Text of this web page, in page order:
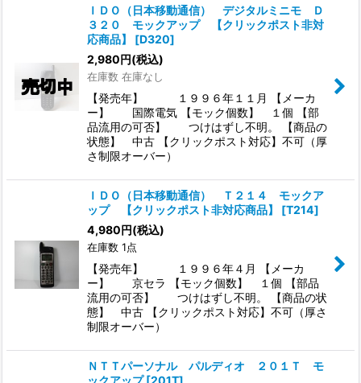
ＩＤＯ（日本移動通信） デジタルミニモ Ｄ
３２０ モックアップ 【クリックポスト非対
応商品】
[D320]
2,980円(税込)
在庫数 在庫なし
【発売年】 １９９６年１１月 【メーカ
ー】 国際電気 【モック個数】 １個 【部
品流用の可否】 つけはずし不明。 【商品の
状態】 中古 【クリックポスト対応】不可（厚
さ制限オーバー）
ＩＤＯ（日本移動通信） Ｔ２１４ モックア
ップ 【クリックポスト非対応商品】
[T214]
4,980円(税込)
在庫数 1点
【発売年】 １９９６年４月 【メーカ
ー】 京セラ 【モック個数】 １個 【部品
流用の可否】 つけはずし不明。 【商品の状
態】 中古 【クリックポスト対応】不可（厚さ
制限オーバー）
ＮＴＴパーソナル パルディオ ２０１Ｔ モ
ックアップ [201T]